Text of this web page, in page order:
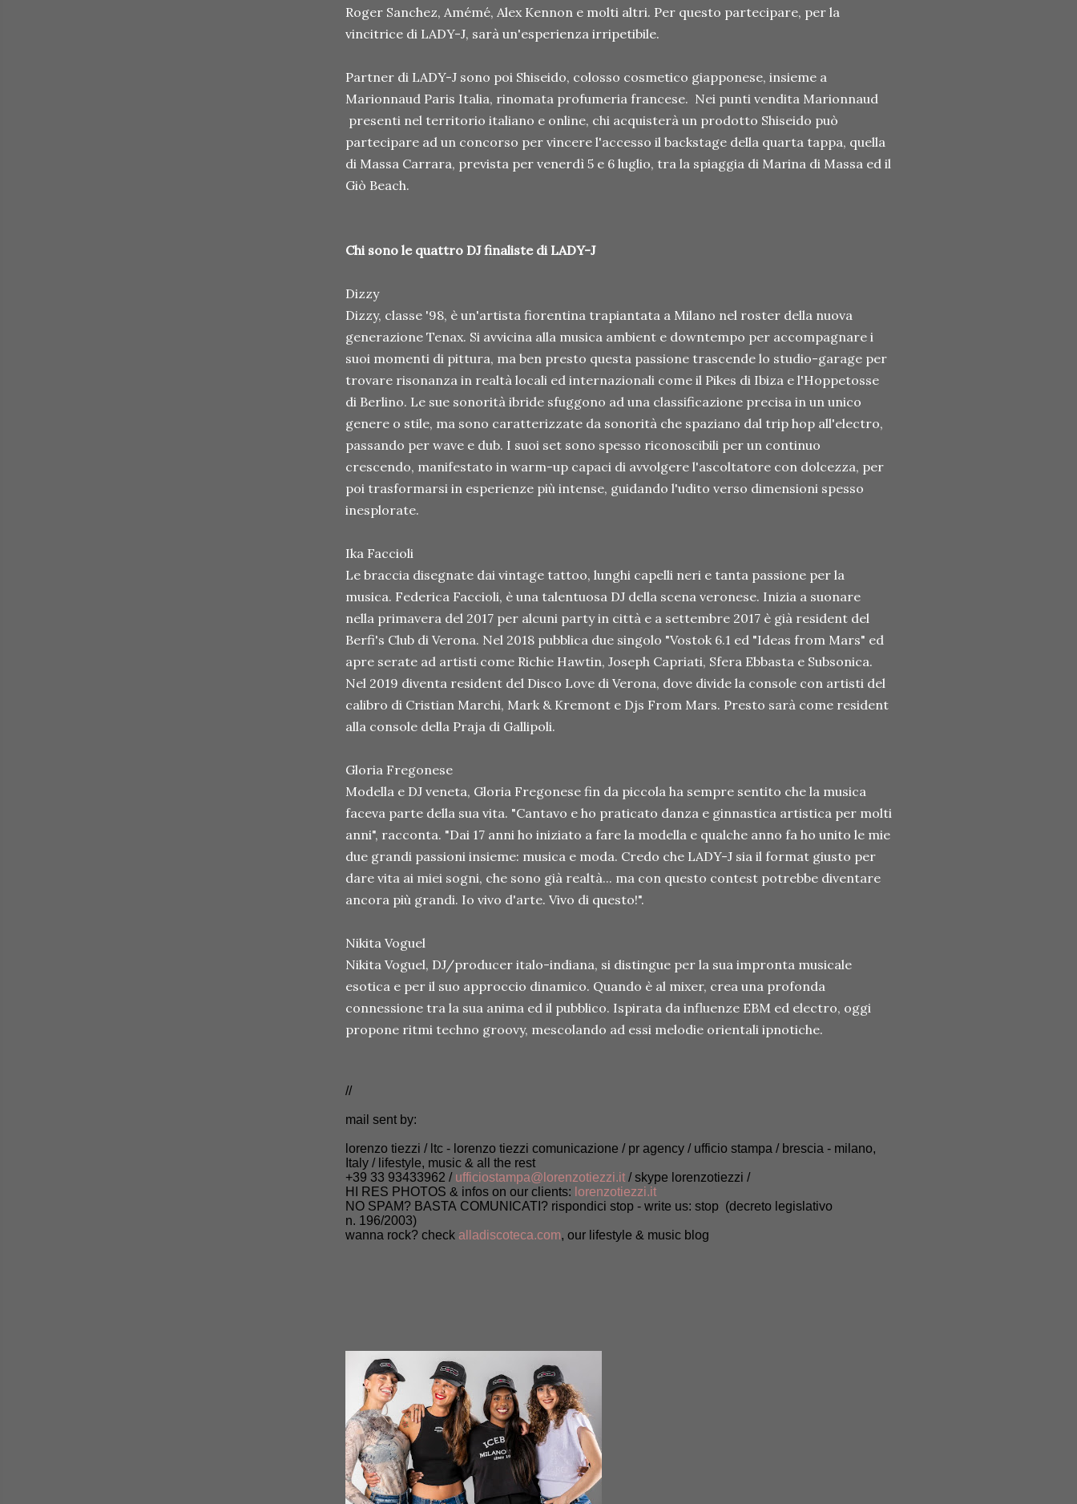
Roger Sanchez, Amémé, Alex Kennon e molti altri. Per questo partecipare, per la
vincitrice di LADY-J, sarà un'esperienza irripetibile.
Partner di LADY-J sono poi Shiseido, colosso cosmetico giapponese, insieme a
Marionnaud Paris Italia, rinomata profumeria francese. Nei punti vendita Marionnaud
presenti nel territorio italiano e online, chi acquisterà un prodotto Shiseido può
partecipare ad un concorso per vincere l'accesso il backstage della quarta tappa, quella
di Massa Carrara, prevista per venerdì 5 e 6 luglio, tra la spiaggia di Marina di Massa ed il
Giò Beach.
Chi sono le quattro DJ finaliste di LADY-J
Dizzy
Dizzy, classe '98, è un'artista fiorentina trapiantata a Milano nel roster della nuova
generazione Tenax. Si avvicina alla musica ambient e downtempo per accompagnare i
suoi momenti di pittura, ma ben presto questa passione trascende lo studio-garage per
trovare risonanza in realtà locali ed internazionali come il Pikes di Ibiza e l'Hoppetosse
di Berlino. Le sue sonorità ibride sfuggono ad una classificazione precisa in un unico
genere o stile, ma sono caratterizzate da sonorità che spaziano dal trip hop all'electro,
passando per wave e dub. I suoi set sono spesso riconoscibili per un continuo
crescendo, manifestato in warm-up capaci di avvolgere l'ascoltatore con dolcezza, per
poi trasformarsi in esperienze più intense, guidando l'udito verso dimensioni spesso
inesplorate.
Ika Faccioli
Le braccia disegnate dai vintage tattoo, lunghi capelli neri e tanta passione per la
musica. Federica Faccioli, è una talentuosa DJ della scena veronese. Inizia a suonare
nella primavera del 2017 per alcuni party in città e a settembre 2017 è già resident del
Berfi's Club di Verona. Nel 2018 pubblica due singolo "Vostok 6.1 ed "Ideas from Mars" ed
apre serate ad artisti come Richie Hawtin, Joseph Capriati, Sfera Ebbasta e Subsonica.
Nel 2019 diventa resident del Disco Love di Verona, dove divide la console con artisti del
calibro di Cristian Marchi, Mark & Kremont e Djs From Mars. Presto sarà come resident
alla console della Praja di Gallipoli.
Gloria Fregonese
Modella e DJ veneta, Gloria Fregonese fin da piccola ha sempre sentito che la musica
faceva parte della sua vita. "Cantavo e ho praticato danza e ginnastica artistica per molti
anni", racconta. "Dai 17 anni ho iniziato a fare la modella e qualche anno fa ho unito le mie
due grandi passioni insieme: musica e moda. Credo che LADY-J sia il format giusto per
dare vita ai miei sogni, che sono già realtà... ma con questo contest potrebbe diventare
ancora più grandi. Io vivo d'arte. Vivo di questo!".
Nikita Voguel
Nikita Voguel, DJ/producer italo-indiana, si distingue per la sua impronta musicale
esotica e per il suo approccio dinamico. Quando è al mixer, crea una profonda
connessione tra la sua anima ed il pubblico. Ispirata da influenze EBM ed electro, oggi
propone ritmi techno groovy, mescolando ad essi melodie orientali ipnotiche.
//
mail sent by:
lorenzo tiezzi / ltc - lorenzo tiezzi comunicazione / pr agency / ufficio stampa / brescia - milano,
Italy / lifestyle, music & all the rest
+39 33 93433962 / ufficiostampa@lorenzotiezzi.it / skype lorenzotiezzi /
HI RES PHOTOS & infos on our clients: lorenzotiezzi.it
NO SPAM? BASTA COMUNICATI? rispondici stop - write us: stop (decreto legislativo
n. 196/2003)
wanna rock? check alladiscoteca.com, our lifestyle & music blog